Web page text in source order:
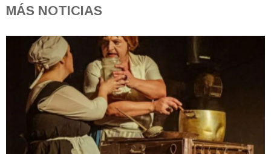
MÁS NOTICIAS